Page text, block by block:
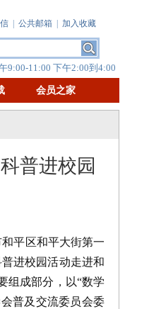
9:00-11:00 下午2:00到4:00
公共邮箱 加入收藏
会员之家
普进校园
平区和平大街第一
进校园活动走进和
组成部分，以“数学
普及交流委员会委